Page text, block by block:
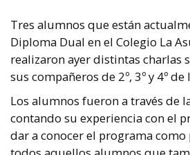
Tres alumnos que están
Diploma Dual en el Colegio La
realizaron ayer distintas charlas
sus compañeros de 2º, 3º y 4º de
Los alumnos fueron a través de
contando su experiencia con el
dar a conocer el programa como